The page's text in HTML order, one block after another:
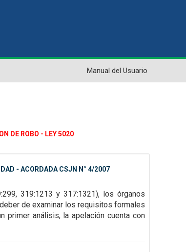
Manual del Usuario
DE ROBO - LEY 5020
- ACORDADA CSJN N° 4/2007
319:1213 y 317:1321), los órganos
de examinar los requisitos formales
primer análisis, laapelación cuenta con